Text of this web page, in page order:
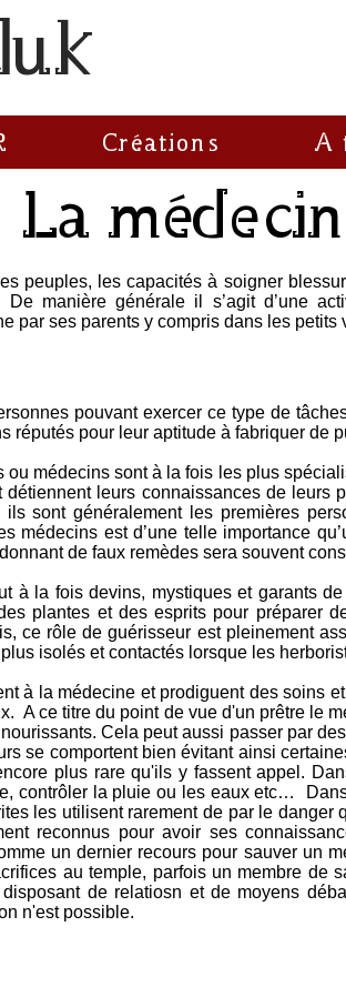
Créations A
La
peuples, les capacités à soigner
De manière générale il s’agit d’une
par ses parents y compris dans les petits
pouvant exercer ce type de
réputés pour leur aptitude à fabriquer de
ou médecins sont à la fois les plus
leurs connaissances de leurs
sont généralement les premières
médecins est d’une telle importance
de faux remèdes sera souvent
à la fois devins, mystiques et garants
plantes et des esprits pour préparer
ce rôle de guérisseur est pleinement
isolés et contactés lorsque les
à la médecine et prodiguent des soins
A ce titre du point de vue d'un prêtre le
Cela peut aussi passer par
se comportent bien évitant ainsi
plus rare qu'ils y fassent appel.
contrôler la pluie ou les eaux etc…
les utilisent rarement de par le danger
reconnus pour avoir ses
un dernier recours pour sauver un
au temple, parfois un membre de
de relatiosn et de moyens
n'est possible.